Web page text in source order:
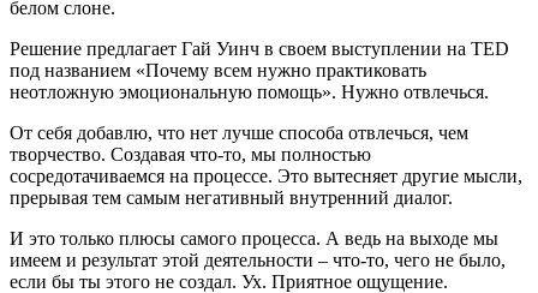
белом слоне.
Решение предлагает Гай Уинч в своем выступлении на TED
под названием «Почему всем нужно практиковать
неотложную эмоциональную помощь». Нужно отвлечься.
От себя добавлю, что нет лучше способа отвлечься, чем
творчество. Создавая что-то, мы полностью
сосредотачиваемся на процессе. Это вытесняет другие мысли,
прерывая тем самым негативный внутренний диалог.
И это только плюсы самого процесса. А ведь на выходе мы
имеем и результат этой деятельности – что-то, чего не было,
если бы ты этого не создал. Ух. Приятное ощущение.